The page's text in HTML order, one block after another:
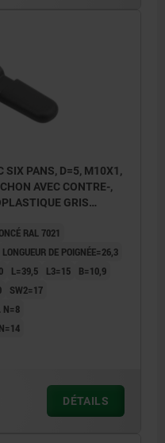
SIX PANS, D=5, M10X1,
AVEC CONTRE-,
GRIS
RAL 7021
LONGUEUR DE POIGNÉE=26,3
L=39,5 L3=15
B=10,9
SW2=17
N=8
DÉTAILS